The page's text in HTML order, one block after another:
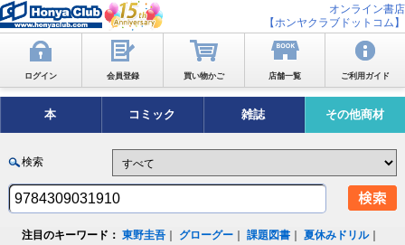
オンライン書店
【ホンヤクラブドットコム】
ログイン 会員登録 買い物かご 店舗一覧 ご利用ガイド
本 コミック 雑誌 その他商材
検索
注目のキーワード： 東野圭吾 グローグー ｜課題図書 ｜夏休みドリル｜